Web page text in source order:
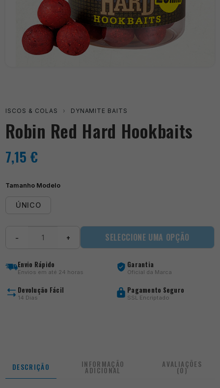
ISCOS & COLAS › DYNAMITE BAITS
Robin Red Hard Hookbaits
7,15 €
Tamanho Modelo
ÚNICO
Hard
Hookbaits
− + SELECCIONE UMA OPÇÃO
Envio Rápido
Envios em até 24 horas
Garantia
Oficial da Marca
Devolução Fácil
14 Dias
Pagamento Seguro
SSL Encriptado
DESCRIÇÃO INFORMAÇÃO
ADICIONAL
AVALIAÇÕES
(0)